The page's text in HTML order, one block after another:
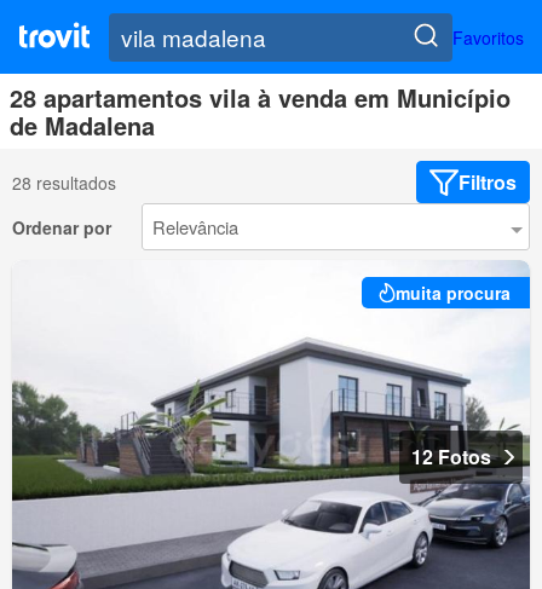
Favoritos
28 apartamentos vila à venda em Município
de Madalena
28 resultados Filtros
Ordenar por
muita procura
12 Fotos